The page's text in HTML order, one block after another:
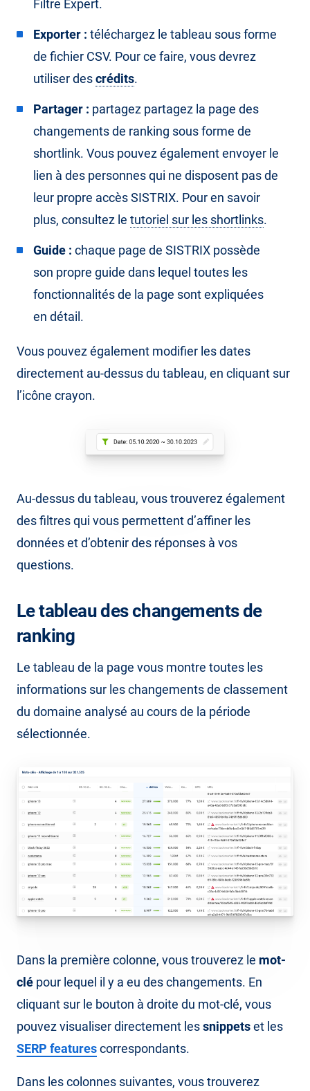
Filtre Expert.
Exporter : téléchargez le tableau sous forme
de fichier CSV. Pour ce faire, vous devrez
utiliser descrédits.
Partager : partagez partagez la page des
changements de ranking sous forme de
shortlink. Vous pouvez également envoyer le
lien à des personnes qui ne disposent pas de
leur propre accès SISTRIX. Pour en savoir
plus, consultez le tutoriel sur les shortlinks.
Guide : chaque page de SISTRIX possède
son propre guide dans lequel toutes les
fonctionnalités de la page sont expliquées
en détail.
Vous pouvez également modifier les dates
directement au-dessus du tableau, en cliquant sur
l’icône crayon.
Au-dessus du tableau, vous trouverez également
des filtres qui vous permettent d’affiner les
données et d’obtenir des réponses à vos
questions.
Le tableau des changements de
ranking
Le tableau de la page vous montre toutes les
informations sur les changements de classement
du domaine analysé au cours de la période
sélectionnée.
Dans la première colonne, vous trouverez le mot-
clé pour lequel il y a eu des changements. En
cliquant sur le bouton à droite du mot-clé, vous
pouvez visualiser directement lessnippetset les
SERP featurescorrespondants.
Dans les colonnes suivantes, vous trouverez